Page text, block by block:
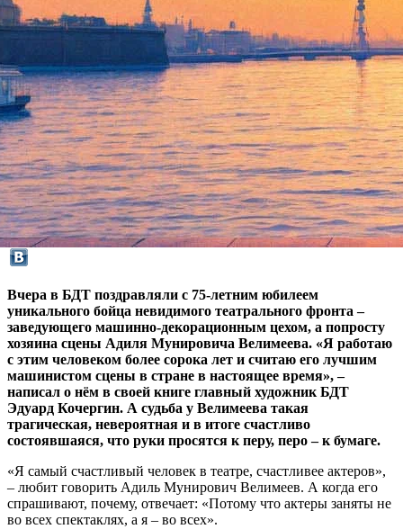
Хозяин великих подмостков
06 июня 2014,06:04 Версия для печати
Вчера в БДТ поздравляли с 75-летним юбилеем
уникального бойца невидимого театрального фронта –
заведующего машинно-декорационным цехом, а попросту
хозяина сцены Адиля Мунировича Велимеева. «Я работаю
с этим человеком более сорока лет и считаю его лучшим
машинистом сцены в стране в настоящее время», –
написал о нём в своей книге главный художник БДТ
Эдуард Кочергин. А судьба у Велимеева такая
трагическая, невероятная и в итоге счастливо
состоявшаяся, что руки просятся к перу, перо – к бумаге.
«Я самый счастливый человек в театре, счастливее актеров»,
– любит говорить Адиль Мунирович Велимеев. А когда его
спрашивают, почему, отвечает: «Потому что актеры заняты не
во всех спектаклях, а я – во всех».